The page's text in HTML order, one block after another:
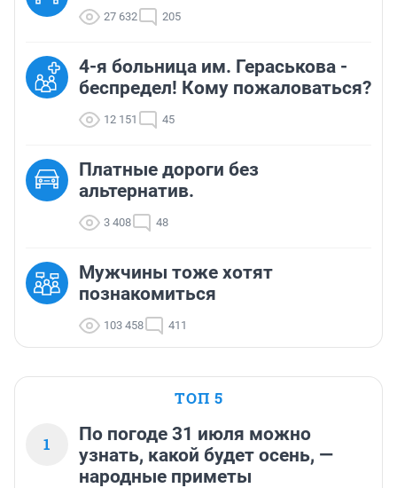
27 632 205
4-я больница им. Гераськова -
беспредел! Кому пожаловаться?
12 151 45
Платные дороги без
альтернатив.
3 408 48
Мужчины тоже хотят
познакомиться
103 458 411
ТОП 5
1
По погоде 31 июля можно
узнать, какой будет осень, —
народные приметы